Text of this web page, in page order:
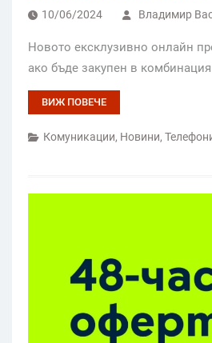
10/06/2024 Владимир
Новото ексклузивно онлайн
ако бъде закупен в
ВИЖ ПОВЕЧЕ
Комуникации, Новини,